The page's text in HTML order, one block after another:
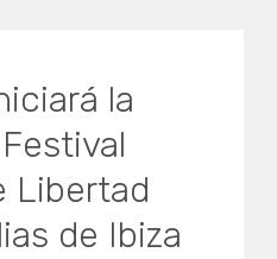
la
Libertad
de Ibiza